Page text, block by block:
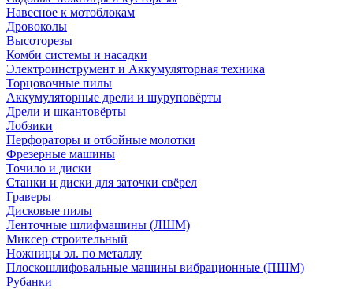
Навесное к мотоблокам
Дровоколы
Высоторезы
Комби системы и насадки
Электроинструмент и Аккумуляторная техника
Торцовочные пилы
Аккумуляторные дрели и шуруповёрты
Дрели и шкантовёрты
Лобзики
Перфораторы и отбойные молотки
Фрезерные машины
Точило и диски
Станки и диски для заточки свёрел
Граверы
Дисковые пилы
Ленточные шлифмашины (ЛШМ)
Миксер строительный
Ножницы эл. по металлу
Плоскошлифовальные машины вибрационные (ПШМ)
Рубанки